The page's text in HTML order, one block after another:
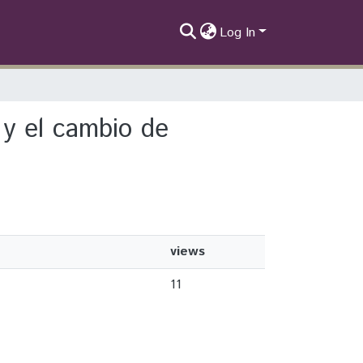
Log In
el cambio de
views
11